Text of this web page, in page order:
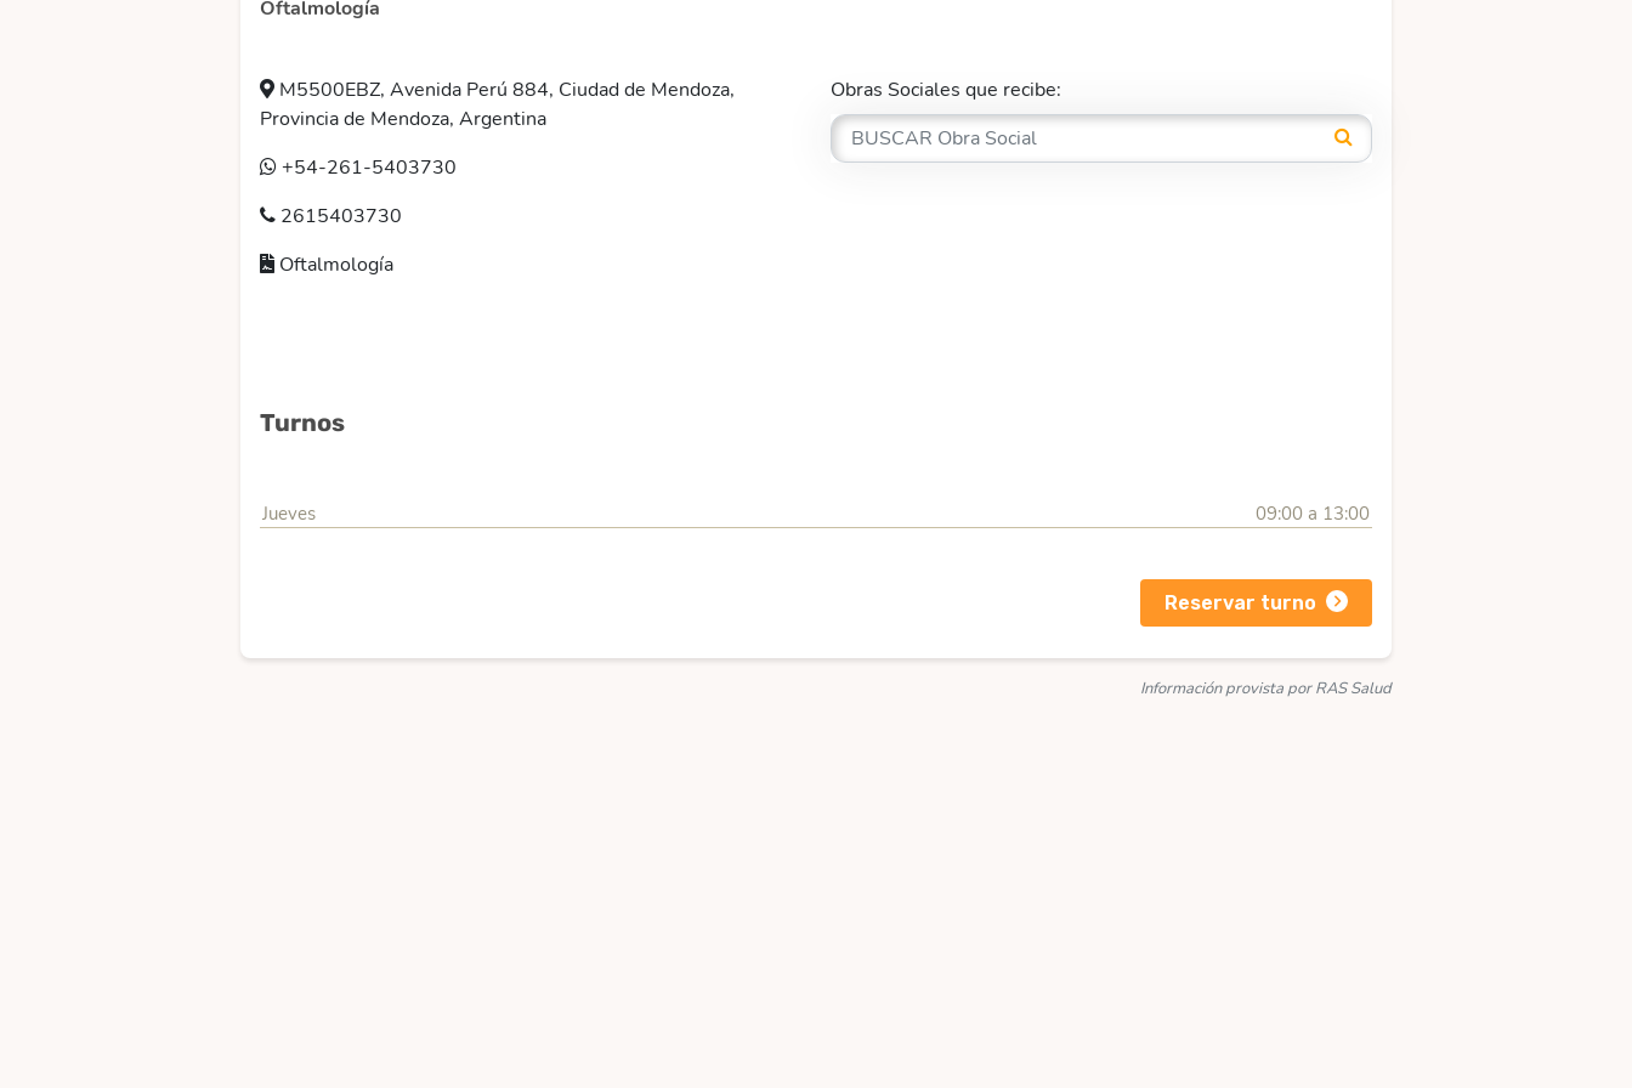
Oftalmología
M5500EBZ, Avenida Perú 884, Ciudad de Mendoza,
Provincia de Mendoza, Argentina
+54-261-5403730
2615403730
Oftalmología
Obras Sociales que recibe:
Turnos
Jueves 09:00 a 13:00
Reservar turno
Información provista por RAS Salud